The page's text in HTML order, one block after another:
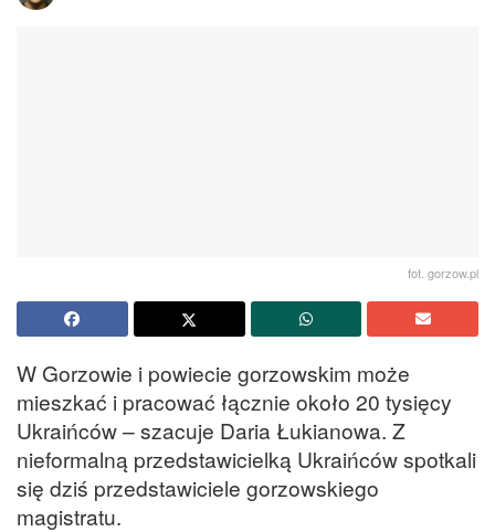
fot. gorzow.pl
W Gorzowie i powiecie gorzowskim może
mieszkać i pracować łącznie około 20 tysięcy
Ukraińców – szacuje Daria Łukianowa. Z
nieformalną przedstawicielką Ukraińców spotkali
się dziś przedstawiciele gorzowskiego
magistratu.